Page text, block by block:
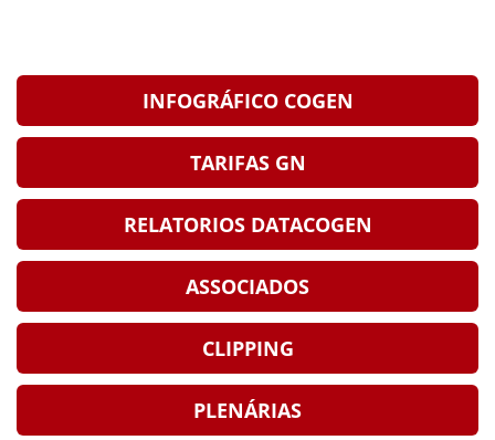
INFOGRÁFICO COGEN
TARIFAS GN
RELATORIOS DATACOGEN
ASSOCIADOS
CLIPPING
PLENÁRIAS